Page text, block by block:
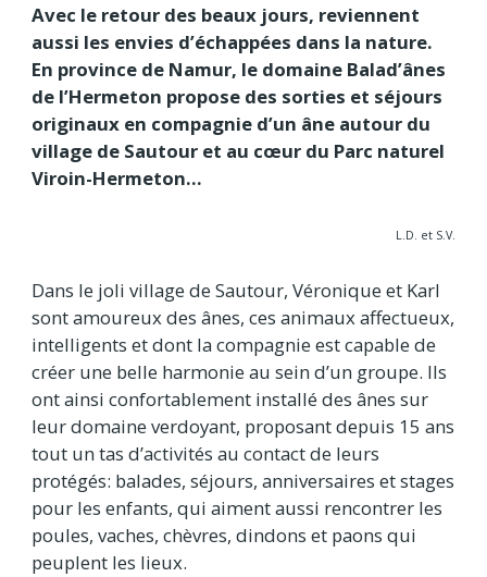
Avec le retour des beaux jours, reviennent
aussi les envies d’échappées dans la nature.
En province de Namur, le domaine Balad’ânes
de l’Hermeton propose des sorties et séjours
originaux en compagnie d’un âne autour du
village de Sautour et au cœur du Parc naturel
Viroin-Hermeton…
L.D. et S.V.
Dans le joli village de Sautour, Véronique et Karl
sont amoureux des ânes, ces animaux affectueux,
intelligents et dont la compagnie est capable de
créer une belle harmonie au sein d’un groupe. Ils
ont ainsi confortablement installé des ânes sur
leur domaine verdoyant, proposant depuis 15 ans
tout un tas d’activités au contact de leurs
protégés: balades, séjours, anniversaires et stages
pour les enfants, qui aiment aussi rencontrer les
poules, vaches, chèvres, dindons et paons qui
peuplent les lieux.